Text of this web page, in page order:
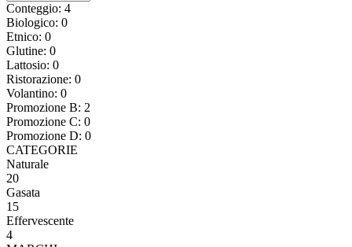
Conteggio: 4
Biologico: 0
Etnico: 0
Glutine: 0
Lattosio: 0
Ristorazione: 0
Volantino: 0
Promozione B: 2
Promozione C: 0
Promozione D: 0
CATEGORIE
Naturale
20
Gasata
15
Effervescente
4